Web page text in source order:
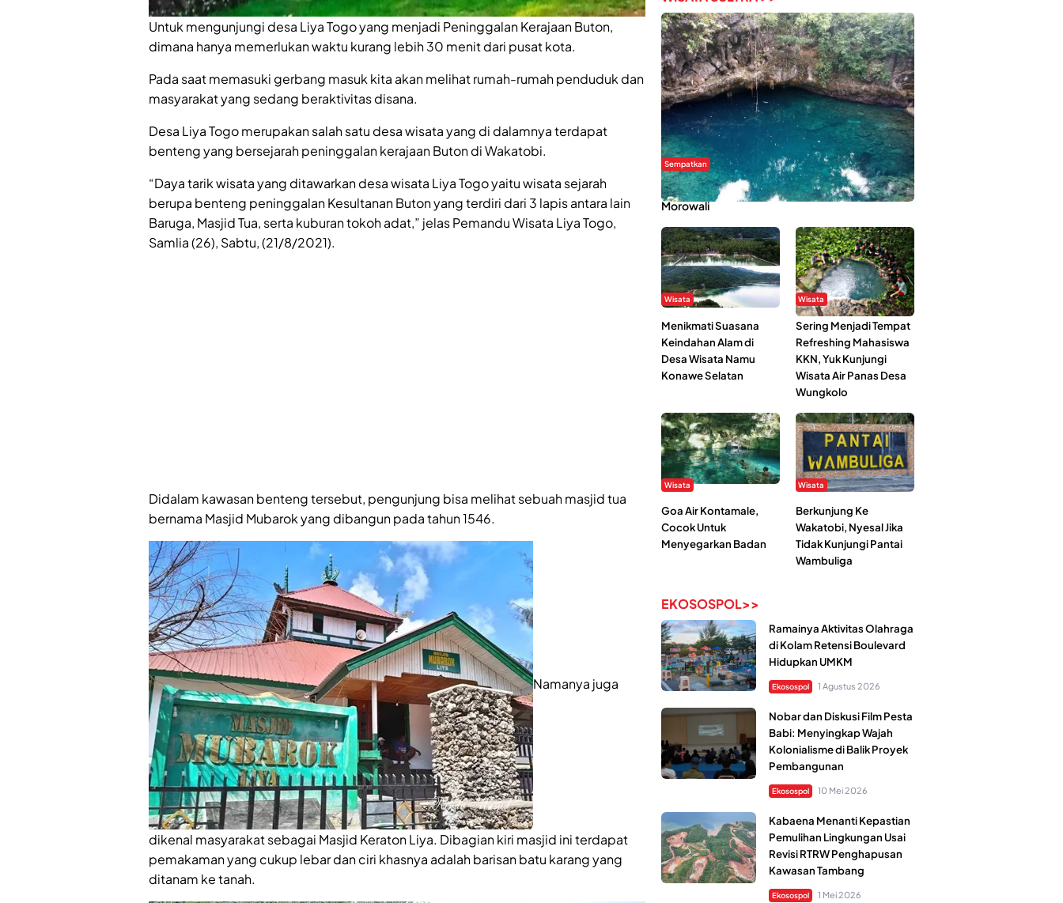
Untuk mengunjungi desa Liya Togo yang menjadi Peninggalan Kerajaan Buton,
dimana hanya memerlukan waktu kurang lebih 30 menit dari pusat kota.
Pada saat memasuki gerbang masuk kita akan melihat rumah-rumah penduduk dan
masyarakat yang sedang beraktivitas disana.
Desa Liya Togo merupakan salah satu desa wisata yang di dalamnya terdapat
benteng yang bersejarah peninggalan kerajaan Buton di Wakatobi.
“Daya tarik wisata yang ditawarkan desa wisata Liya Togo yaitu wisata sejarah
berupa benteng peninggalan Kesultanan Buton yang terdiri dari 3 lapis antara lain
Baruga, Masjid Tua, serta kuburan tokoh adat,” jelas Pemandu Wisata Liya Togo,
Samlia (26), Sabtu, (21/8/2021).
Didalam kawasan benteng tersebut, pengunjung bisa melihat sebuah masjid tua
bernama Masjid Mubarok yang dibangun pada tahun 1546.
Namanya juga
dikenal masyarakat sebagai Masjid Keraton Liya. Dibagian kiri masjid ini terdapat
pemakaman yang cukup lebar dan ciri khasnya adalah barisan batu karang yang
ditanam ke tanah.
Sempatkan
Danau Rebi-Rebi, Pesona Alam Tersembunyi di
Morowali
Wisata
Menikmati Suasana
Keindahan Alam di
Desa Wisata Namu
Konawe Selatan
Wisata
Sering Menjadi Tempat
Refreshing Mahasiswa
KKN, Yuk Kunjungi
Wisata Air Panas Desa
Wungkolo
Wisata
Goa Air Kontamale,
Cocok Untuk
Menyegarkan Badan
Wisata
Berkunjung Ke
Wakatobi, Nyesal Jika
Tidak Kunjungi Pantai
Wambuliga
EKOSOSPOL>>
Ramainya Aktivitas Olahraga
di Kolam Retensi Boulevard
Hidupkan UMKM
Ekosospol 1 Agustus 2026
Nobar dan Diskusi Film Pesta
Babi: Menyingkap Wajah
Kolonialisme di Balik Proyek
Pembangunan
Ekosospol 10 Mei 2026
Kabaena Menanti Kepastian
Pemulihan Lingkungan Usai
Revisi RTRW Penghapusan
Kawasan Tambang
Ekosospol 1 Mei 2026